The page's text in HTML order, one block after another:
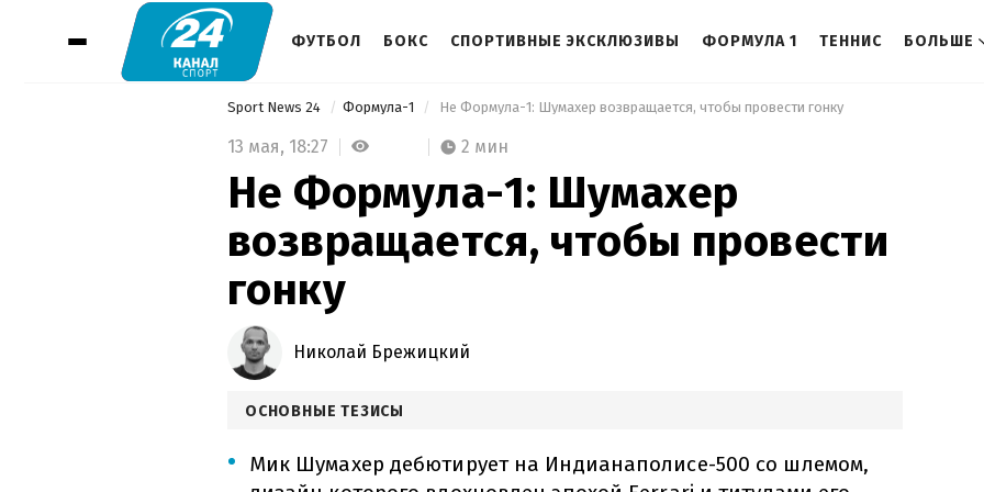
ФУТБОЛ БОКС СПОРТИВНЫЕ ЭКСКЛЮЗИВЫ ФОРМУЛА 1 ТЕННИС БОЛЬШЕ
Sport News 24 Формула-1 Не Формула-1: Шумахер возвращается, чтобы провести гонку
13 мая, 18:27 2 мин
Не Формула-1: Шумахер
возвращается, чтобы провести
гонку
Николай Брежицкий
ОСНОВНЫЕ ТЕЗИСЫ
Мик Шумахер дебютирует на Индианаполисе-500 со шлемом,